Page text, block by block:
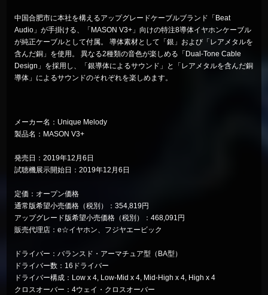
中国合肥市に本社を構えるアップグレードケーブルブランド「Beat
Audio」が手掛ける、「MASON V3+」向けの特注8導体イヤホンケーブル
が純正ケーブルとして付属。 導体素材として「銀」および「レアメタルを
含んだ銅」を使用。 異なる2種類の音色が楽しめる「Dual-Tone Cable
Design」を採用し、「銀導体によるサウンド」と「レアメタルを含んだ銅
導体」によるサウンドのそれぞれを楽しめます。
メーカー名：Unique Melody
製品名： MASON V3+
発売日：2019年12月6日
試聴機展示開始日：2019年12月6日
定価：オープン価格
通常版希望小売価格（税別）：354,819円
アップグレード版希望小売価格（税別）：468,091円
販売代理店：e☆イヤホン、フジヤエービック
ドライバー：バランスド・アーマチュア型（BA型）
ドライバー数：16ドライバー
ドライバー構成：Low x 4, Low-Mid x 4, Mid-High x 4, High x 4
クロスオーバー：4ウェイ・クロスオーバー